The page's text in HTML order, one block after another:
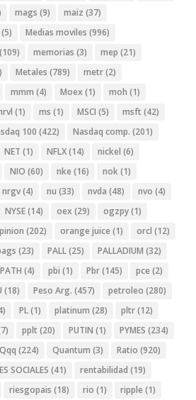
mags (9) maiz (37)
(5) Medias moviles (996)
(109) memorias (3) mep (21)
Metales (789) metr(2)
mmm (4) Moex (1) moh (1)
(1) ms (1) MSCI (5) msft (42)
100 (422) Nasdaq comp. (201)
NET (1) NFLX(14) nickel (6)
NIO (60) nke (16) nok(1)
nrgv(4) nu (33) nvda (48) nvo (4)
NYSE(14) oex (29) ogzpy(1)
(202) orange juice (1) orcl (12)
(23) PALL(25) PALLADIUM (32)
PATH (4) pbi (1) Pbr(145) pce (2)
(18) Peso Arg. (457) petroleo (280)
PL(1) platinum (28) pltr(12)
pplt (20) PUTIN (1) PYMES (234)
Qqq (224) Quantum (3) Ratio (920)
SOCIALES (41) rentabilidad (19)
riesgopais (18) rio (1) ripple (1)